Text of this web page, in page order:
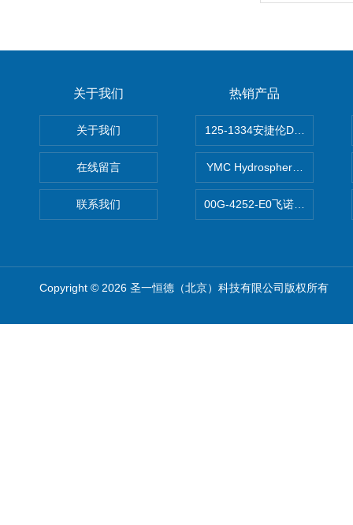
关于我们
关于我们
在线留言
联系我们
热销产品
125-1334安捷伦DB-624色谱
YMC Hydrosphere C18亲水
00G-4252-E0飞诺美Luna
Copyright © 2026 圣一恒德（北京）科技有限公司版权所有